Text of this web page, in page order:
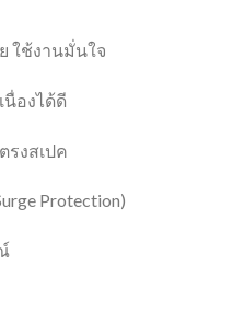
ใช้งานมั่นใจ
นื่องได้ดี
รงสเปค
Protection)